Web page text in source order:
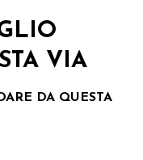
VIA
DA QUESTA